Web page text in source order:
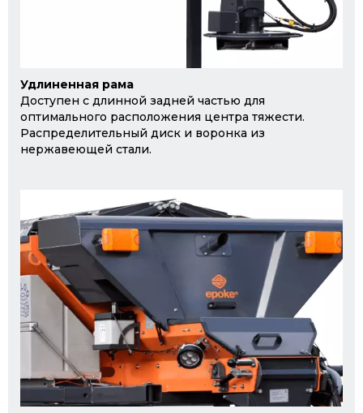
Удлиненная рама
Доступен с длинной задней частью для
оптимального расположения центра тяжести.
Распределительный диск и воронка из
нержавеющей стали.